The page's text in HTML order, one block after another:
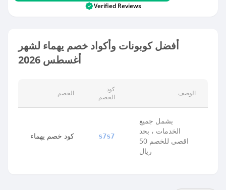
Verified Reviews
أفضل كوبونات وأكواد خصم يهماء لشهر
أغسطس 2026
الخصم
كود
الخصم
الوصف
كود خصم يهماء s7s7
يشمل جميع
الخدمات ، بحد
اقصى للخصم 50
ريال